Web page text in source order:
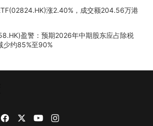
涨2.40%，成交额204.56万港
盈警：预期2026年中期股东应占除税
少约85%至90%